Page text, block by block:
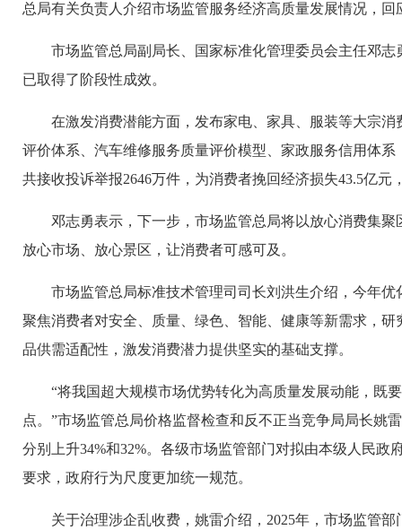
总局有关负责人介绍市场监管服务经济高质量发展情况，回
市场监管总局副局长、国家标准化管理委员会主任邓
已取得了阶段性成效。
在激发消费潜能方面，发布家电、家具、服装等大宗
评价体系、汽车维修服务质量评价模型、家政服务信用体
共接收投诉举报2646万件，为消费者挽回经济损失43.5亿
邓志勇表示，下一步，市场监管总局将以放心消费集
放心市场、放心景区，让消费者可感可及。
市场监管总局标准技术管理司司长刘洪生介绍，今年
聚焦消费者对安全、质量、绿色、智能、健康等新需求，
品供需适配性，激发消费潜力提供坚实的基础支撑。
“将我国超大规模市场优势转化为高质量发展动能，既
点。”市场监管总局价格监督检查和反不正当竞争局局长姚
分别上升34%和32%。各级市场监管部门对拟由本级人民
要求，政府行为尺度更加统一规范。
关于治理涉企乱收费，姚雷介绍，2025年，市场监管